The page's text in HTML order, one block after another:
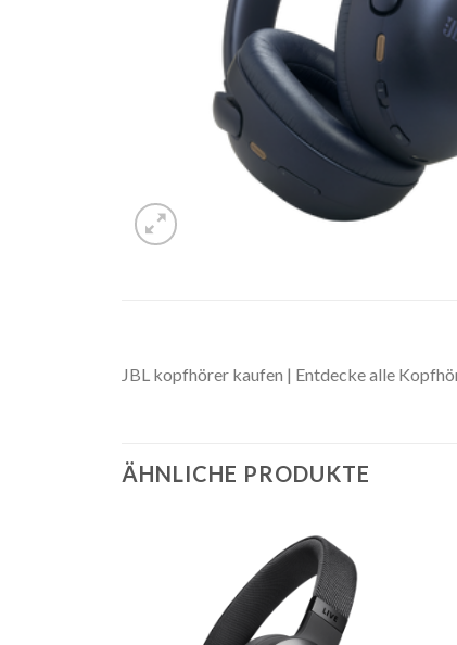
JBL kopfhörer kaufen | Entdecke alle
ÄHNLICHE PRODUKTE